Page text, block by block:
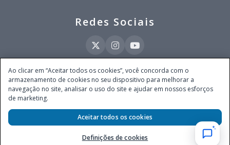
Redes Sociais
Este site é operado pela Ventmear Brasil LTDA (CNPJ 52.868.380/0001-84), com
endereço na Avenida Brigadeiro Faria Lima, nº 4.055, 3º andar, Itaim Bibi, no
Município de São Paulo, Estado de São Paulo, CEP 04538-133, Brasil - empresa
autorizada a operar apostas de quota fixa em todo território nacional pela
Secretaria de Prêmios e Apostas do Ministério da Fazenda, conforme Portaria nº
247, de 07.02.2025, publicada no DOU em 11.2.2025.
Ao clicar em “Aceitar todos os cookies”, você concorda com o
armazenamento de cookies no seu dispositivo para melhorar a
navegação no site, analisar o uso do site e ajudar em nossos esforços
de marketing.
Definições de cookies
Aceitar todos os cookies